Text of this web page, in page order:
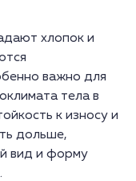
хлопок и
важно для
тела в
к износу и
дольше,
вид и форму